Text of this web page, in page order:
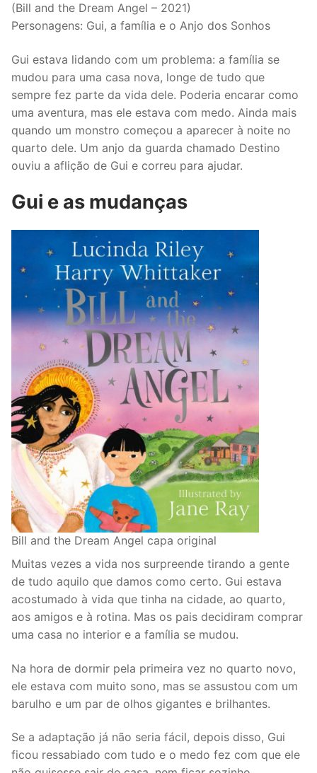
(Bill and the Dream Angel – 2021)
Personagens: Gui, a família e o Anjo dos Sonhos
Gui estava lidando com um problema: a família se
mudou para uma casa nova, longe de tudo que
sempre fez parte da vida dele. Poderia encarar como
uma aventura, mas ele estava com medo. Ainda mais
quando um monstro começou a aparecer à noite no
quarto dele. Um anjo da guarda chamado Destino
ouviu a aflição de Gui e correu para ajudar.
Gui e as mudanças
Bill and the Dream Angel capa original
Muitas vezes a vida nos surpreende tirando a gente
de tudo aquilo que damos como certo. Gui estava
acostumado à vida que tinha na cidade, ao quarto,
aos amigos e à rotina. Mas os pais decidiram comprar
uma casa no interior e a família se mudou.
Na hora de dormir pela primeira vez no quarto novo,
ele estava com muito sono, mas se assustou com um
barulho e um par de olhos gigantes e brilhantes.
Se a adaptação já não seria fácil, depois disso, Gui
ficou ressabiado com tudo e o medo fez com que ele